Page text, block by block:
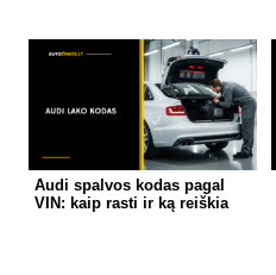
Audi spalvos kodas pagal
VIN: kaip rasti ir ką reiškia